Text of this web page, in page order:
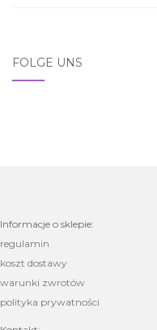
FOLGE UNS
Informacje o sklepie:
regulamin
koszt dostawy
warunki zwrotów
polityka prywatności